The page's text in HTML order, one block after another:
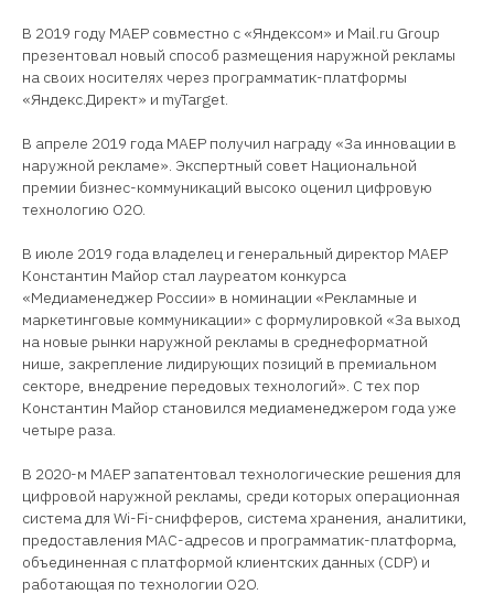
В 2019 году МАЕР совместно с «Яндексом» и Mail.ru Group
презентовал новый способ размещения наружной рекламы
на своих носителях через программатик-платформы
«Яндекс.Директ» и myTarget.
В апреле 2019 года МАЕР получил награду «За инновации в
наружной рекламе». Экспертный совет Национальной
премии бизнес-коммуникаций высоко оценил цифровую
технологию O2O.
В июле 2019 года владелец и генеральный директор MAEР
Константин Майор стал лауреатом конкурса
«Медиаменеджер России» в номинации «Рекламные и
маркетинговые коммуникации» с формулировкой «За выход
на новые рынки наружной рекламы в среднеформатной
нише, закрепление лидирующих позиций в премиальном
секторе, внедрение передовых технологий». С тех пор
Константин Майор становился медиаменеджером года уже
четыре раза.
В 2020-м MAEР запатентовал технологические решения для
цифровой наружной рекламы, среди которых операционная
система для Wi-Fi-снифферов, система хранения, аналитики,
предоставления MAC-адресов и программатик-платформа,
объединенная с платформой клиентских данных (CDP) и
работающая по технологии O2O.